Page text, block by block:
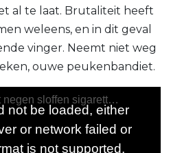
al te laat. Brutaliteit heeft
weleens, en in dit geval
vinger. Neemt niet weg
ouwe peukenbandiet.